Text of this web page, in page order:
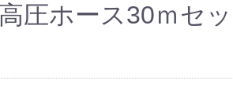
ホース30ｍセッ